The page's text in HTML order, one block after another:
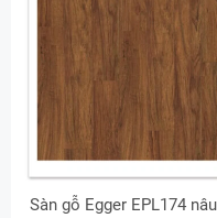
Sàn gỗ Egger EPL174